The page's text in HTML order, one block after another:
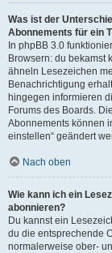
Was ist der
Abonnements für ein
In phpBB 3.0
Browsern: du bekamst
ähneln Lesezeichen
Benachrichtigung
hingegen informieren
Forums des Boards.
Abonnements können
einstellen“ geändert
Nach oben
Wie kann ich ein
abonnieren?
Du kannst ein
du die entsprechende
normalerweise ober-